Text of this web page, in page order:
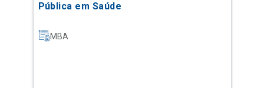
Pública em Saúde
MBA